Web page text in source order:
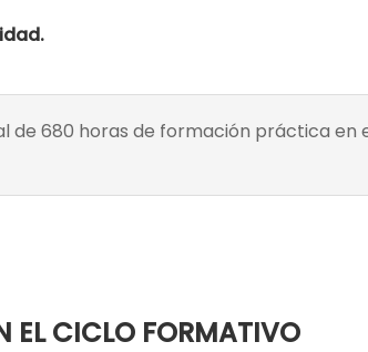
de 680 horas de formación práctica
EL CICLO FORMATIVO